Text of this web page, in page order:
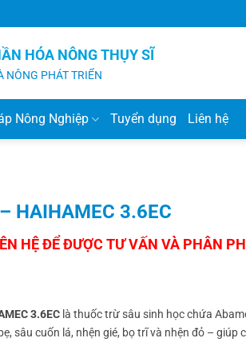
HÓA NÔNG THỤY SĨ
NÔNG PHÁT TRIỂN
Nông Nghiệp Tuyển dụng Liên hệ
HAIHAMEC 3.6EC
3.6EClà thuốc trừ sâu sinh học chứa
sâu cuốn lá, nhện gié, bọ trĩ và nhện đỏ –